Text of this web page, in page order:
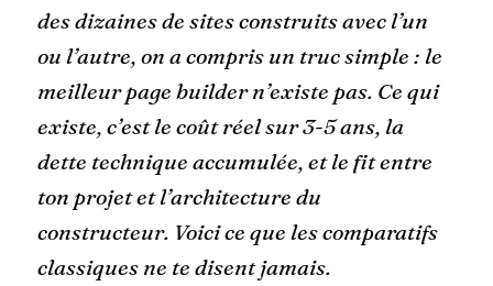
des dizaines de sites construits avec l’un
ou l’autre, on a compris un truc simple : le
meilleur page builder n’existe pas. Ce qui
existe, c’est le coût réel sur 3-5 ans, la
dette technique accumulée, et le fit entre
ton projet et l’architecture du
constructeur. Voici ce que les comparatifs
classiques ne te disent jamais.